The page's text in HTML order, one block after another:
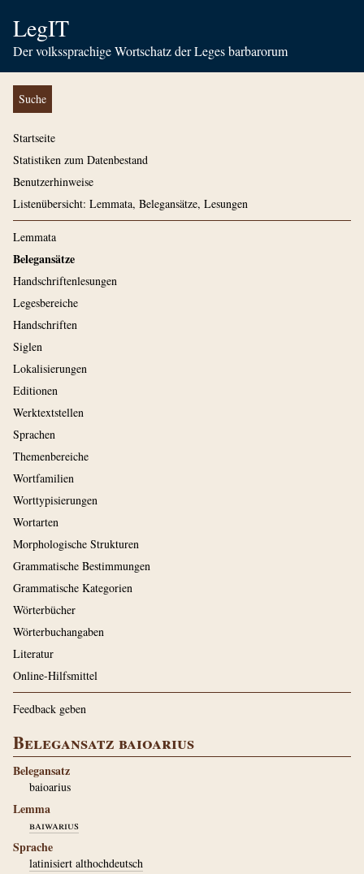
LegIT
Der volkssprachige Wortschatz der Leges barbarorum
Suche
Startseite
Statistiken zum Datenbestand
Benutzerhinweise
Listenübersicht: Lemmata, Belegansätze, Lesungen
Lemmata
Belegansätze
Handschriftenlesungen
Legesbereiche
Handschriften
Siglen
Lokalisierungen
Editionen
Werktextstellen
Sprachen
Themenbereiche
Wortfamilien
Worttypisierungen
Wortarten
Morphologische Strukturen
Grammatische Bestimmungen
Grammatische Kategorien
Wörterbücher
Wörterbuchangaben
Literatur
Online-Hilfsmittel
Feedback geben
Belegansatz baioarius
Belegansatz
baioarius
Lemma
baiwarius
Sprache
latinisiert althochdeutsch